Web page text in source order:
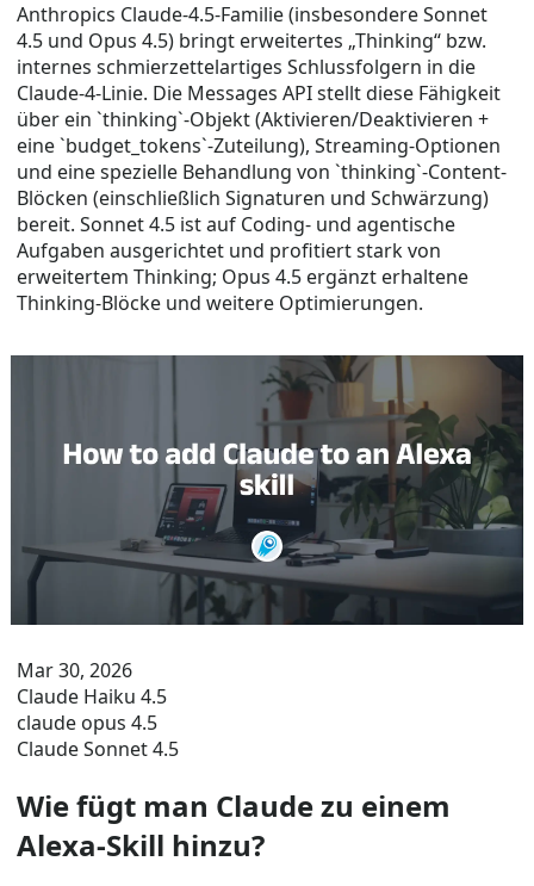
Anthropics Claude-4.5-Familie (insbesondere Sonnet
4.5 und Opus 4.5) bringt erweitertes „Thinking“ bzw.
internes schmierzettelartiges Schlussfolgern in die
Claude-4-Linie. Die Messages API stellt diese Fähigkeit
über ein `thinking`-Objekt (Aktivieren/Deaktivieren +
eine `budget_tokens`-Zuteilung), Streaming-Optionen
und eine spezielle Behandlung von `thinking`-Content-
Blöcken (einschließlich Signaturen und Schwärzung)
bereit. Sonnet 4.5 ist auf Coding- und agentische
Aufgaben ausgerichtet und profitiert stark von
erweitertem Thinking; Opus 4.5 ergänzt erhaltene
Thinking-Blöcke und weitere Optimierungen.
Mar 30, 2026
Claude Haiku 4.5
claude opus 4.5
Claude Sonnet 4.5
Wie fügt man Claude zu einem
Alexa-Skill hinzu?